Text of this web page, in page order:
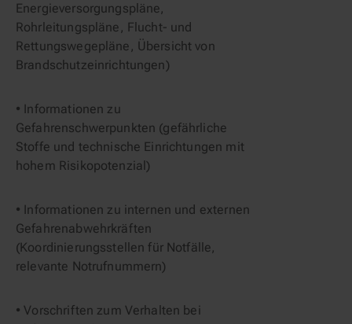
Energieversorgungspläne,
Rohrleitungspläne, Flucht- und
Rettungswegepläne, Übersicht von
Brandschutzeinrichtungen)
• Informationen zu
Gefahrenschwerpunkten (gefährliche
Stoffe und technische Einrichtungen mit
hohem Risikopotenzial)
• Informationen zu internen und externen
Gefahrenabwehrkräften
(Koordinierungsstellen für Notfälle,
relevante Notrufnummern)
• Vorschriften zum Verhalten bei